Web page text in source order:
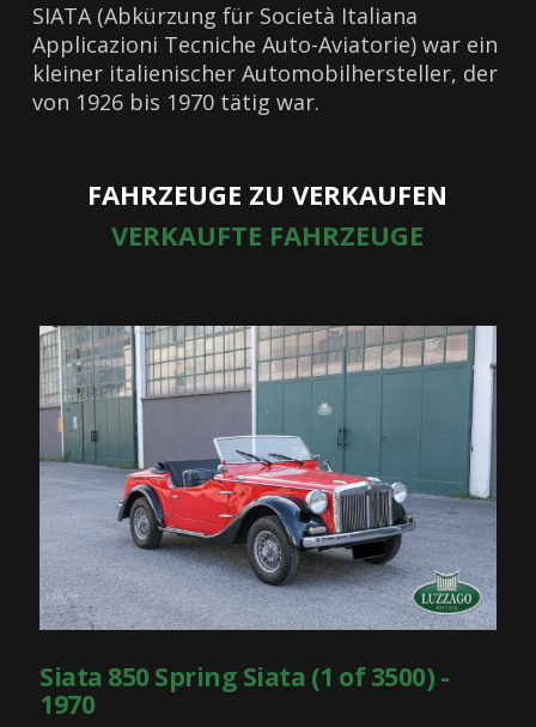
SIATA (Abkürzung für Società Italiana
Applicazioni Tecniche Auto-Aviatorie) war ein
kleiner italienischer Automobilhersteller, der
von 1926 bis 1970 tätig war.
FAHRZEUGE ZU VERKAUFEN
VERKAUFTE FAHRZEUGE
Siata 850 Spring Siata (1 of 3500) -
1970